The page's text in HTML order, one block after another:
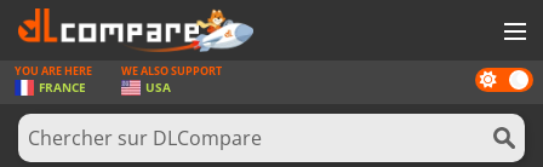
JEUX
CARTES PRÉPAYÉES
Dark
mode
YOU ARE HERE
FRANCE
WE ALSO SUPPORT
USA